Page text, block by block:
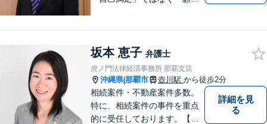
が本当に求める最高の結果に
こだわり続けたいと考えてお
ります。 お気軽にご相談くだ
さい。
坂本 恵子 弁護士
虎ノ門法律経済事務所 那覇支店
沖縄県|那覇市 壺川駅 から徒歩2分
相続案件・不動産案件多数。
特に、相続案件の事件を重点
的に受任しております。【初
詳細を見
る